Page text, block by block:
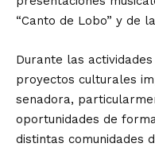
“Canto de Lobo” y de
Durante las
proyectos culturales
senadora,
oportunidades de
distintas comunidades